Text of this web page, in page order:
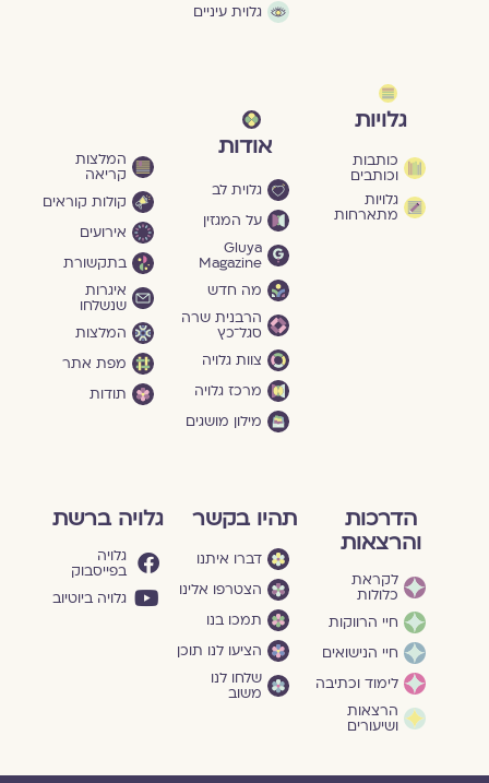
גלוית עיניים
גלויות
כותבות
וכותבים
גלויות
מתארחות
אודות
גלוית לב
על המגזין
Gluya
Magazine
מה חדש
הרבנית שרה
סגל־כץ
צוות גלויה
מרכז גלויה
מילון מושגים
המלצות
קריאה
קולות קוראים
אירועים
בתקשורת
איגרות
שנשלחו
המלצות
מפת אתר
תודות
הדרכות
והרצאות
לקראת
כלולות
חיי הרווקות
חיי הנישואים
לימוד וכתיבה
הרצאות
ושיעורים
תהיו בקשר
דברו איתנו
הצטרפו אלינו
תמכו בנו
הציעו לנו תוכן
שלחו לנו
משוב
גלויה ברשת
גלויה
בפייסבוק
גלויה ביוטיוב